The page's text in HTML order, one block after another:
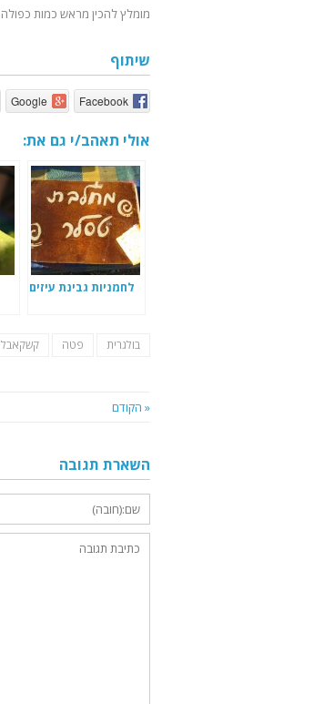
מומלץ להכין מראש כמות כפולה
שיתוף
Facebook
Google
אולי תאהב/י גם את:
לחמניות גבינת עיזים
בולגרית פטה קשקאבל
« הקודם
השארת תגובה